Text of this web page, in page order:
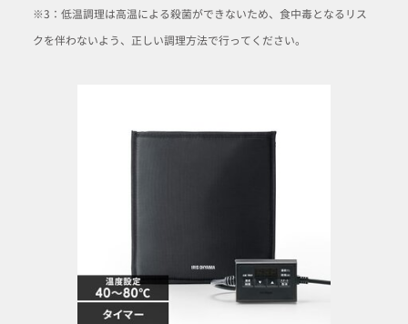
※3：低温調理は高温による殺菌ができないため、食中毒となるリス
クを伴わないよう、正しい調理方法で行ってください。